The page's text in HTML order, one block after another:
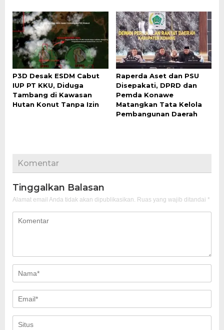
P3D Desak ESDM Cabut
IUP PT KKU, Diduga
Tambang di Kawasan
Hutan Konut Tanpa Izin
Raperda Aset dan PSU
Disepakati, DPRD dan
Pemda Konawe
Matangkan Tata Kelola
Pembangunan Daerah
Komentar
Tinggalkan Balasan
Alamat email Anda tidak akan dipublikasikan. Ruas yang wajib ditandai *